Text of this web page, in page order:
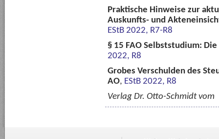
Praktische Hinweise zur
Auskunfts- und
EStB 2022, R7-R8
§ 15 FAO Selbststudium:
2022, R8
Grobes Verschulden des
AO, EStB 2022, R8
Verlag Dr. Otto-Schmidt vom